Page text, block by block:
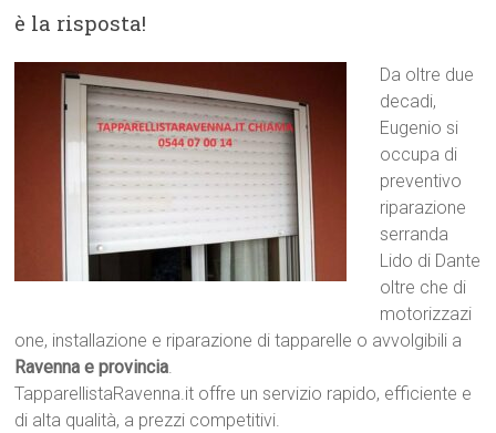
è la risposta!
Da oltre due
decadi,
Eugenio si
occupa di
preventivo
riparazione
serranda
Lido di Dante
oltre che di
motorizzazi
one, installazione e riparazione di tapparelle o avvolgibili a
Ravenna e provincia.
TapparellistaRavenna.it offre un servizio rapido, efficiente e
di alta qualità, a prezzi competitivi.